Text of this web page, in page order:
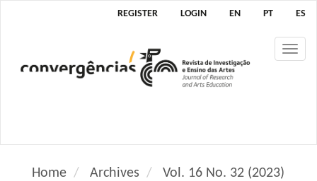
N
g
REGISTER LOGIN EN PT ES
Home Archives
Vol. 16 No. 32 (2023)